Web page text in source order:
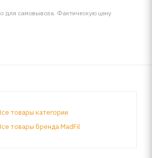
для самовывоза. Фактическую цену
товары категории
товары бренда MadFil